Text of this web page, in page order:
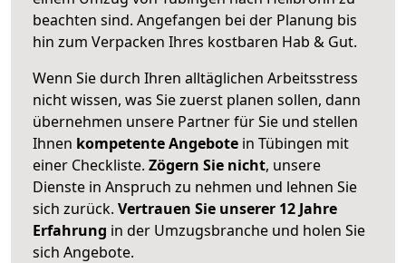
beachten sind. Angefangen bei der Planung bis
hin zum Verpacken Ihres kostbaren Hab & Gut.
Wenn Sie durch Ihren alltäglichen Arbeitsstress
nicht wissen, was Sie zuerst planen sollen, dann
übernehmen unsere Partner für Sie und stellen
Ihnen kompetente Angebote in Tübingen mit
einer Checkliste. Zögern Sie nicht, unsere
Dienste in Anspruch zu nehmen und lehnen Sie
sich zurück. Vertrauen Sie unserer 12 Jahre
Erfahrung in der Umzugsbranche und holen Sie
sich Angebote.